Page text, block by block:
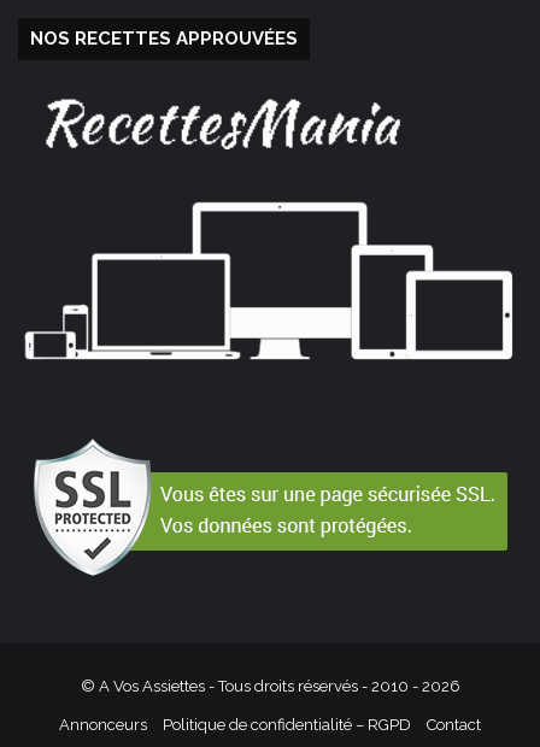
NOS RECETTES APPROUVÉES
© A Vos Assiettes - Tous droits réservés - 2010 - 2026
Annonceurs Politique de confidentialité – RGPD Contact